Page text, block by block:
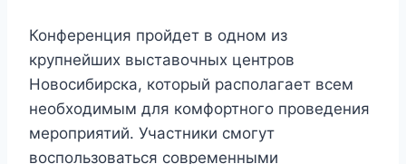
Конференция пройдет в одном из
крупнейших выставочных центров
Новосибирска, который располагает всем
необходимым для комфортного проведения
мероприятий. Участники смогут
воспользоваться современными